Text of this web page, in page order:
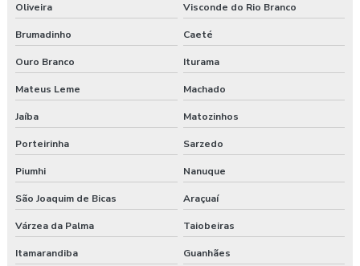
Pgr rural
Pgr segurança do trabalho esocial
Pgr segurança do trabalho nr
Pgr segurança do trabalho nr 01
Pgr segurança do trabalho valor
Pgrtr nr 31
Plano de atendimento a emergência
Oliveira Visconde do Rio Branco
Brumadinho Caeté
Ouro Branco Iturama
Mateus Leme Machado
Jaíba Matozinhos
Porteirinha Sarzedo
Piumhi Nanuque
São Joaquim de Bicas Araçuaí
Várzea da Palma Taiobeiras
Itamarandiba Guanhães